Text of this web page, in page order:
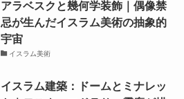
アラベスクと幾何学装飾｜偶像禁
忌が生んだイスラム美術の抽象的
宇宙
イスラム美術
イスラム建築：ドームとミナレッ